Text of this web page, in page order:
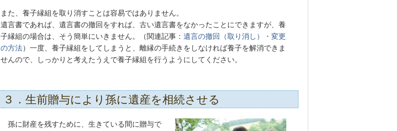
また、養子縁組を取り消すことは容易ではありません。
遺言書であれば、遺言書の撤回をすれば、古い遺言書をなかったことにできますが、養
子縁組の場合は、そう簡単にいきません。（関連記事： 遺言の撤回（取り消し）・変更
の方法）一度、養子縁組をしてしまうと、離縁の手続きをしなければ養子を解消できま
せんので、しっかりと考えたうえで養子縁組を行うようにしてください。
３．生前贈与により孫に遺産を相続させる
孫に財産を残すために、生きている間に贈与で